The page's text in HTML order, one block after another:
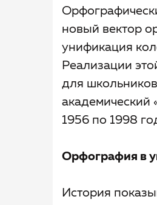
новый вектор
унификация
Реализации
для
академический
1956 по 1998
Орфография в
История